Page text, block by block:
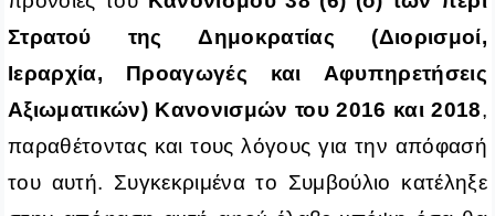
Στρατού της Δημοκρατίας (Διορισμοί,
Ιεραρχία, Προαγωγές και Αφυπηρετήσεις
Αξιωματικών) Κανονισμών του 2016 και 2018,
παραθέτοντας και τους λόγους για την απόφασή
του αυτή. Συγκεκριμένα το Συμβούλιο κατέληξε